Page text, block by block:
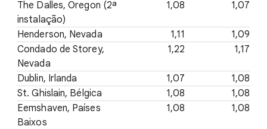
The Dalles, Oregon (2ª
instalação)
1,08 1,07
Henderson, Nevada 1,11
1,09
Condado de Storey,
Nevada
1,22 1,17
Dublin, Irlanda 1,07
1,08
St. Ghislain, Bélgica
1,08
1,08
Eemshaven, Países
Baixos
1,08 1,08